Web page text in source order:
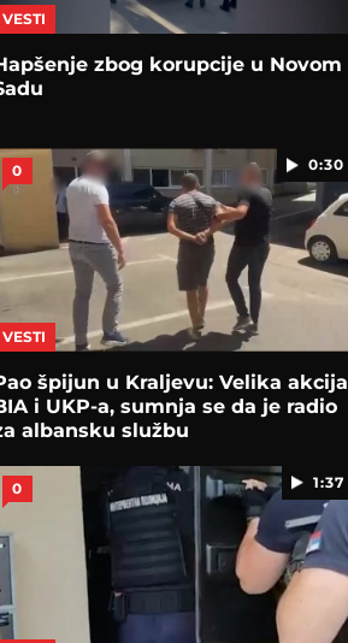
VESTI
zbog korupcije u Novom
0:30
0
VESTI
špijun u Kraljevu: Velika akcija
i UKP-a, sumnja se da je radio
albansku službu
1:37
0